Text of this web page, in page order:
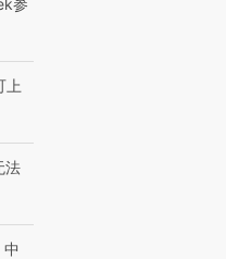
CFO：不靠规模取胜，华
住三大增长引擎是什么？
参
上
法